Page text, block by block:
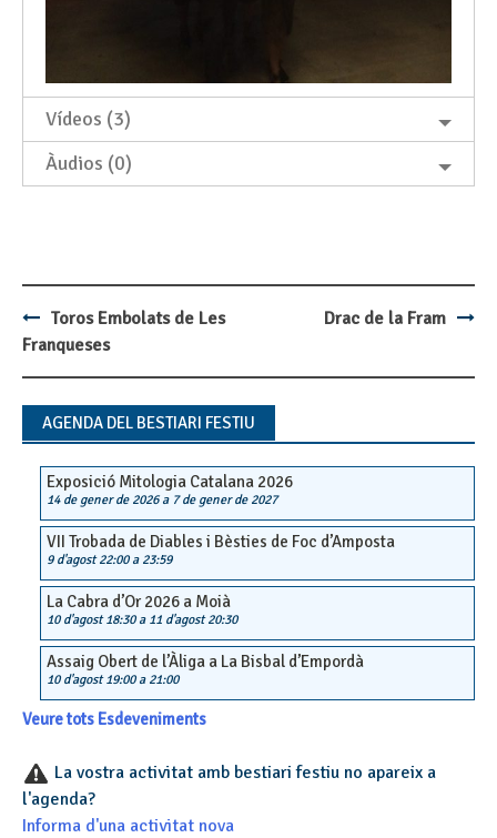
Vídeos (3)
Àudios (0)
Post
navigation
Toros Embolats de Les
Franqueses
Drac de la Fram
AGENDA DEL BESTIARI FESTIU
Exposició Mitologia Catalana 2026
14 de gener de 2026a 7 de gener de 2027
VII Trobada de Diables i Bèsties de Foc d’Amposta
9 d'agost 22:00a 23:59
La Cabra d’Or 2026 a Moià
10 d'agost 18:30a 11 d'agost 20:30
Assaig Obert de l’Àliga a La Bisbal d’Empordà
10 d'agost 19:00a 21:00
Veure tots Esdeveniments
La vostra activitat amb bestiari festiu no apareix a
l'agenda?
Informa d'una activitat nova